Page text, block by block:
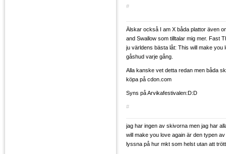
#
Älskar också I am X båda plattor även
and Swallow som tilltalar mig mer. Fast
ju världens bästa låt: This will make you
gåshud varje gång.
Alla kanske vet detta redan men båda
köpa på cdon.com
Syns på Arvikafestivalen:D:D
#
jag har ingen av skivorna men jag har
will make you love again är den typen
lyssna på hur mkt som helst utan att